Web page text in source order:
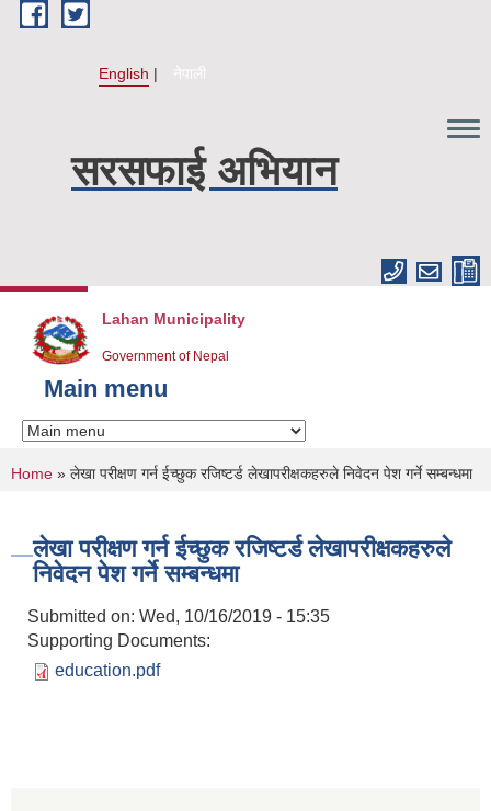
Skip to main content
English नेपाली
सरसफाई अभियान
Lahan Municipality
Government of Nepal
Main menu
You are here
Home » लेखा परीक्षण गर्न ईच्छुक रजिष्टर्ड लेखापरीक्षकहरुले निवेदन पेश गर्ने सम्बन्धमा
लेखा परीक्षण गर्न ईच्छुक रजिष्टर्ड लेखापरीक्षकहरुले
निवेदन पेश गर्ने सम्बन्धमा
Submitted on: Wed, 10/16/2019 - 15:35
Supporting Documents:
education.pdf